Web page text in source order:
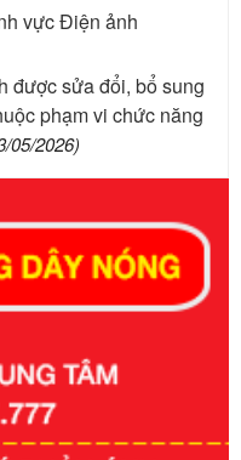
vực Điện ảnh
được sửa đổi, bổ sung
phạm vi chức năng
05/2026)
của Chính phủ: Quy
giai đoạn 2026 - 2030